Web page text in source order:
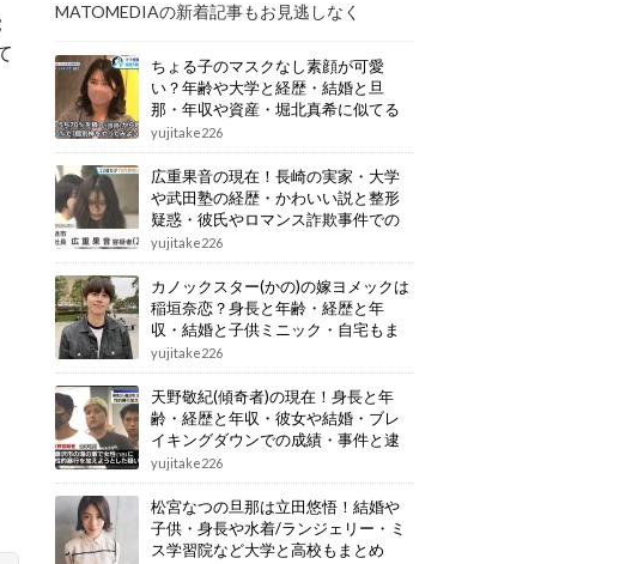
MATOMEDIAの新着記事もお見逃しなく
ちょる子のマスクなし素顔が可愛
い？年齢や大学と経歴・結婚と旦
那・年収や資産・堀北真希に似てる
画像もまとめ
yujitake226
広重果音の現在！長崎の実家・大学
や武田塾の経歴・かわいい説と整形
疑惑・彼氏やロマンス詐欺事件での
逮捕もまとめ
yujitake226
カノックスター(かの)の嫁ヨメックは
稲垣奈恋？身長と年齢・経歴と年
収・結婚と子供ミニック・自宅もま
とめ
yujitake226
天野敬紀(傾奇者)の現在！身長と年
齢・経歴と年収・彼女や結婚・ブレ
イキングダウンでの成績・事件と逮
捕もまとめ
yujitake226
松宮なつの旦那は立田悠悟！結婚や
子供・身長や水着/ランジェリー・ミ
ス学習院など大学と高校もまとめ